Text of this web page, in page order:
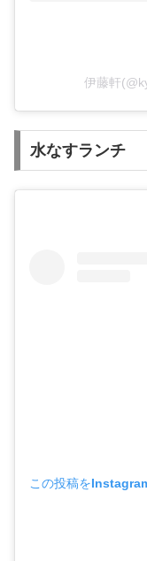
伊藤軒
水なすランチ
この投稿を